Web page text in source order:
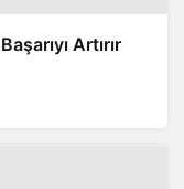
Artırır